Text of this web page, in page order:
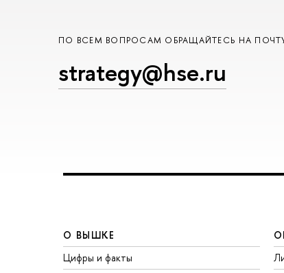
ПО ВСЕМ ВОПРОСАМ ОБРАЩАЙТЕСЬ НА
strategy@hse.ru
О ВЫШКЕ
Цифры и факты